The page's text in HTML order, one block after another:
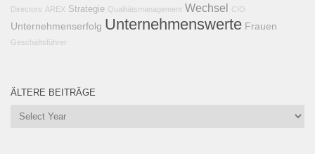
Directors AREX Strategie Qualitätsmanagement Wechsel CIO
Unternehmenserfolg Unternehmenswerte Frauen
Geschäftsführer
ÄLTERE BEITRÄGE